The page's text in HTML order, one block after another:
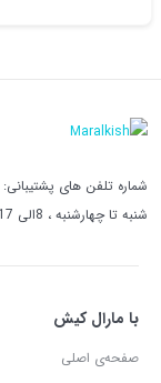
شماره تلفن های پشتیبانی:
شنبه تا چهارشنبه ، 8الی 17و پنجشنبه، 8الی 14 میزبان صدای گرمتان هستیم
با مارال کیش
صفحه‌ی اصلی